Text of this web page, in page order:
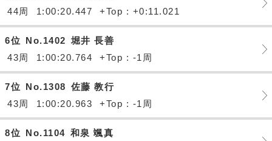
44周
1:00:20.447 +Top : +0:11.021
6位 No.1402 堀井 長善
43周
1:00:20.764 +Top : -1周
7位 No.1308 佐藤 教行
43周
1:00:20.963 +Top : -1周
8位 No.1104 和泉 颯真